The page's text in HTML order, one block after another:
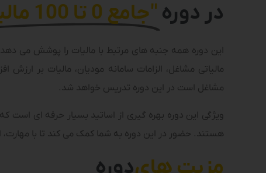
در دوره"جامع 0 تا 100 مالیات "
این دوره همه جنبه های مرتبط با مالیات را پوشش می دهد.
مالیاتی مشاغل، الزامات سامانه مودیان، مالیات بر
مشاغل است در این دوره تدریس خواهد شد.
ویژگی این دوره بهره گیری از اساتید بسیار حرفه ای است
هستند. حضور در این دوره به شما کمک می کند تا با